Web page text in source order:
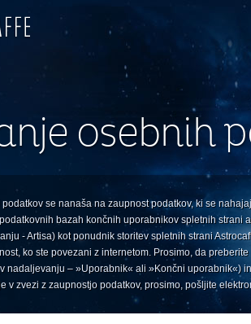
osebnih
se nanaša na zaupnost podatkov, ki se
bazah končnih uporabnikov spletnih strani
- Artisa) kot ponudnik storitev spletnih strani
ko ste povezani z internetom. Prosimo, da
nadaljevanju – »Uporabnik« ali »Končni uporabnik«)
v zvezi z zaupnostjo podatkov, prosimo, pošljite